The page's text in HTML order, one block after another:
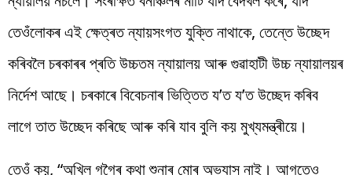
তেওঁলোকৰ এই ক্ষেত্ৰত ন্যায়সংগত যুক্তি নাথাকে, তেন্তে উচ্ছেদ
কৰিবলৈ চৰকাৰৰ প্ৰতি উচ্চতম ন্যায়ালয় আৰু গুৱাহাটী উচ্চ ন্যায়ালয়ৰ
নিৰ্দেশ আছে। চৰকাৰে বিবেচনাৰ ভিত্তিত য’ত য’ত উচ্ছেদ কৰিব
লাগে তাত উচ্ছেদ কৰিছে আৰু কৰি যাব বুলি কয় মুখ্যমন্ত্ৰীয়ে।
তেওঁ কয়, “অখিল গগৈৰ কথা শুনাৰ মোৰ অভ্যাস নাই। আগতেও